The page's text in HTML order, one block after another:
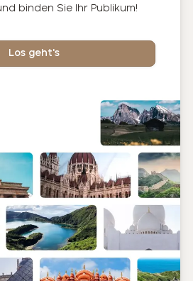
binden Sie Ihr Publikum!
Los geht's